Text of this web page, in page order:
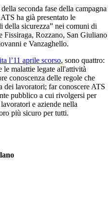
seconda fase della campagna
ha già presentato le
della sicurezza” nei comuni di
Fissiraga, Rozzano, San Giuliano
e Vanzaghello.
l’11 aprile scorso, sono quattro:
malattie legate all'attività
conoscenza delle regole che
dei lavoratori; far conoscere ATS
pubblico a cui rivolgersi per
e aziende nella
più sicuro per tutti.